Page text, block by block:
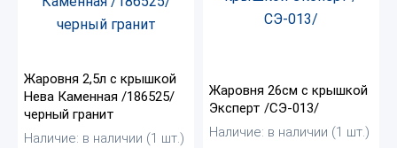
Жаровня 2,5л с крышкой
Нева Каменная /186525/
черный гранит
Наличие: в наличии (1 шт.)
Жаровня 26см с крышкой
Эксперт /СЭ-013/
Наличие: в наличии (1 шт.)